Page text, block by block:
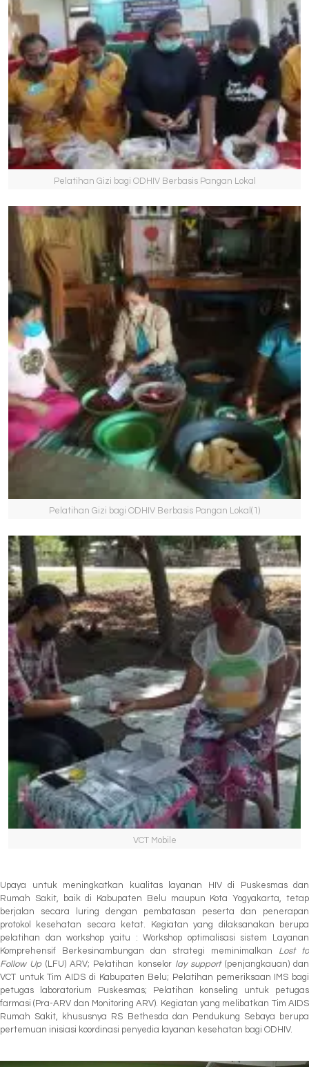
Pelatihan Gizi bagi ODHIV Berbasis Pangan Lokal
Pelatihan Gizi bagi ODHIV Berbasis Pangan Lokal(1)
VCT Mobile
Upaya untuk meningkatkan kualitas layanan HIV di Puskesmas dan
Rumah Sakit, baik di Kabupaten Belu maupun Kota Yogyakarta, tetap
berjalan secara luring dengan pembatasan peserta dan penerapan
protokol kesehatan secara ketat. Kegiatan yang dilaksanakan berupa
pelatihan dan workshop yaitu : Workshop optimalisasi sistem Layanan
Komprehensif Berkesinambungan dan strategi meminimalkan Lost to
Follow Up(LFU) ARV; Pelatihan konselor lay support(penjangkauan) dan
VCT untuk Tim AIDS di Kabupaten Belu; Pelatihan pemeriksaan IMS bagi
petugas laboratorium Puskesmas; Pelatihan konseling untuk petugas
farmasi (Pra-ARV dan Monitoring ARV). Kegiatan yang melibatkan Tim AIDS
Rumah Sakit, khususnya RS Bethesda dan Pendukung Sebaya berupa
pertemuan inisiasi koordinasi penyedia layanan kesehatan bagi ODHIV.